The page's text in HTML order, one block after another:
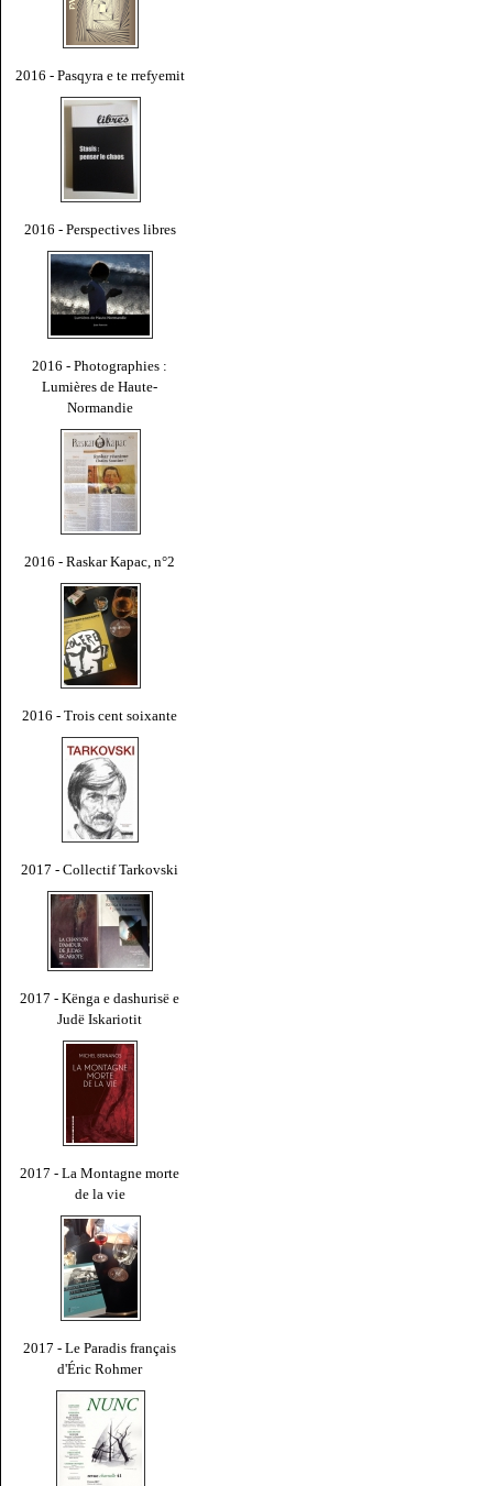
2016 - Pasqyra e te rrefyemit
2016 - Perspectives libres
2016 - Photographies :
Lumières de Haute-
Normandie
2016 - Raskar Kapac, n°2
2016 - Trois cent soixante
2017 - Collectif Tarkovski
2017 - Kënga e dashurisë e
Judë Iskariotit
2017 - La Montagne morte
de la vie
2017 - Le Paradis français
d'Éric Rohmer